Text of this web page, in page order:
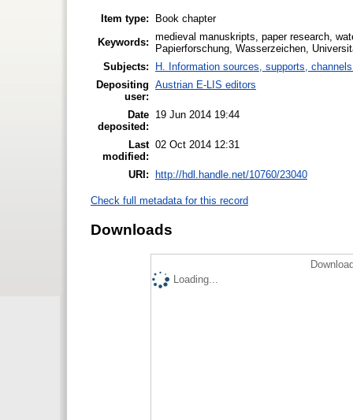
Item type:
Book chapter
Keywords: medieval manuskripts, paper research,
Papierforschung, Wasserzeichen,
Subjects:
H. Information sources, supports,
Depositing
user:
Austrian E-LIS editors
Date
deposited:
19 Jun 2014 19:44
Last
modified:
02 Oct 2014 12:31
URI: http://hdl.handle.net/10760/23040
Check full metadata for this record
Downloads
Loading...